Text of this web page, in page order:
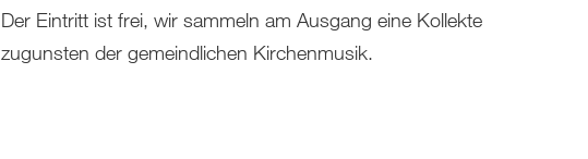
Der Eintritt ist frei, wir sammeln am Ausgang eine Kollekte
zugunsten der gemeindlichen Kirchenmusik.